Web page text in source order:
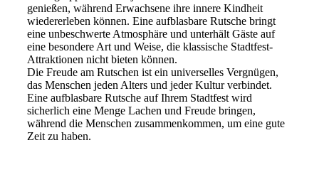
genießen, während Erwachsene ihre innere Kindheit
wiedererleben können. Eine aufblasbare Rutsche bringt
eine unbeschwerte Atmosphäre und unterhält Gäste auf
eine besondere Art und Weise, die klassische Stadtfest-
Attraktionen nicht bieten können.
Die Freude am Rutschen ist ein universelles Vergnügen,
das Menschen jeden Alters und jeder Kultur verbindet.
Eine aufblasbare Rutsche auf Ihrem Stadtfest wird
sicherlich eine Menge Lachen und Freude bringen,
während die Menschen zusammenkommen, um eine gute
Zeit zu haben.